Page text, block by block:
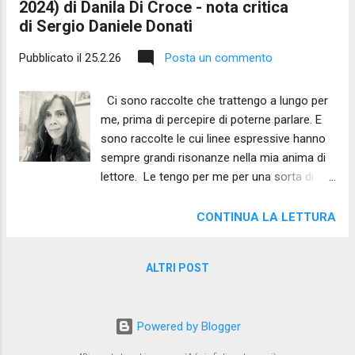
2024) di Danila Di Croce - nota critica
di Sergio Daniele Donati
Pubblicato il 25.2.26 Posta un commento
Ci sono raccolte che trattengo a lungo per
me, prima di percepire di poterne parlare. E
sono raccolte le cui linee espressive hanno
sempre grandi risonanze nella mia anima di
lettore. Le tengo per me per una sorta di
incontrano scritture che secondo me non
chi, con inciampi e balbuzie, cerca come me
editore, 2024) che rappresenta a nostro
CONTINUA LA LETTURA
ALTRI POST
Powered by Blogger